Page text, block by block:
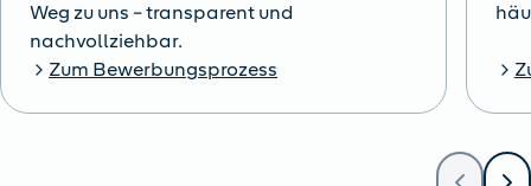
Weg zu uns – transparent und
nachvollziehbar.
Zum Bewerbungsprozess